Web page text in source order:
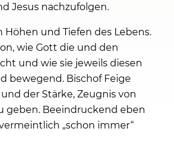
Jesus nachzufolgen.
Höhen und Tiefen des Lebens.
wie Gott die und den
und wie sie jeweils diesen
bewegend. Bischof Feige
der Stärke, Zeugnis von
geben. Beeindruckend eben
„schon immer“